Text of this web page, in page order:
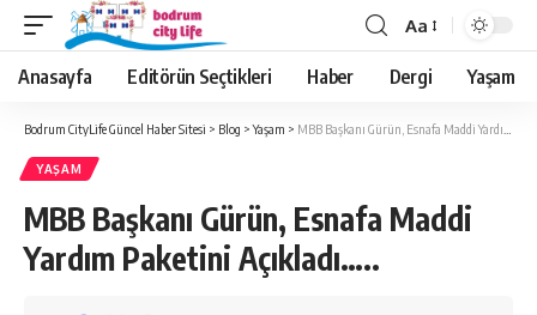
Aa
Anasayfa Editörün Seçtikleri Haber Dergi Yaşam
Bodrum CityLife Güncel Haber Sitesi > Blog >Yaşam > MBB Başkanı Gürün, Esnafa Maddi Yardım Paketini Açıkladı…..
YAŞAM
MBB Başkanı Gürün, Esnafa Maddi
Yardım Paketini Açıkladı…..